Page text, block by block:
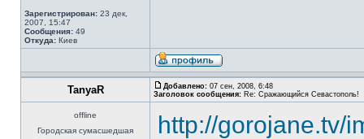
Зарегистрирован: 23 дек,
2007, 15:47
Сообщения: 49
Откуда: Киев
TanyaR Добавлено: 07 сен, 2008, 6:48
Заголовок сообщения: Re: Сражающийся Севастополь!
offline
Городская сумасшедшая
http://gorojane.tv/